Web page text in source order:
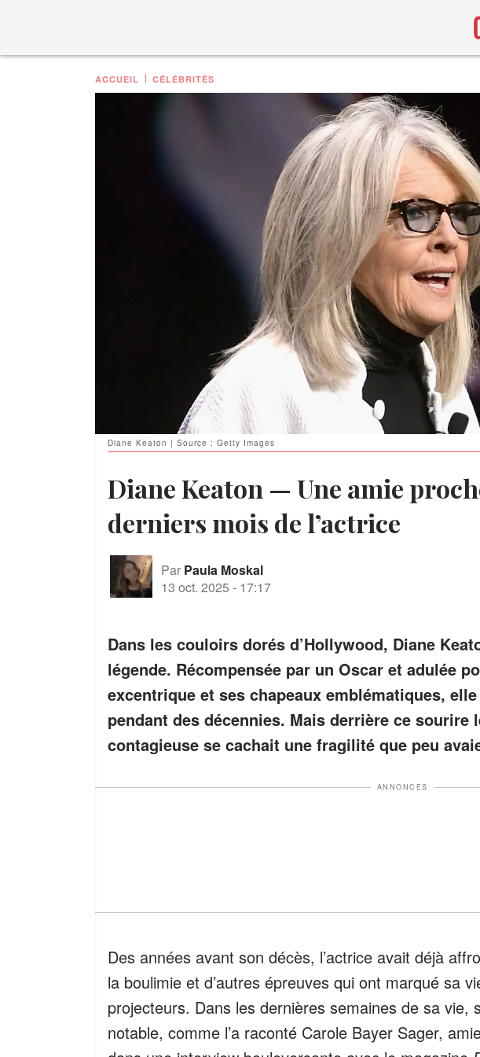
ACCUEIL CÉLÉBRITÉS
Diane Keaton | Source : Getty Images
Diane Keaton — Une amie
derniers mois de l’actrice
Par Paula Moskal
13 oct. 2025 - 17:17
Dans les couloirs dorés d’Hollywood, Diane
légende. Récompensée par un Oscar et adulée
excentrique et ses chapeaux emblématiques,
pendant des décennies. Mais derrière ce sourire
contagieuse se cachait une fragilité que peu
ANNONCES
Des années avant son décès, l’actrice avait déjà
la boulimie et d’autres épreuves qui ont marqué sa
projecteurs. Dans les dernières semaines de sa vie,
notable, comme l’a raconté Carole Bayer Sager,